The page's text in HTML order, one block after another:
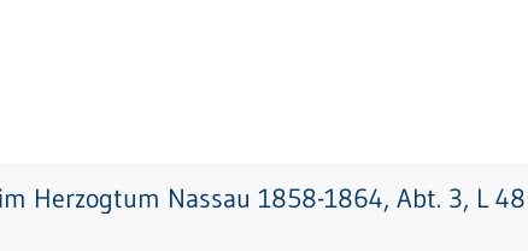
Herzogtum Nassau 1858-1864, Abt. 3, L 48